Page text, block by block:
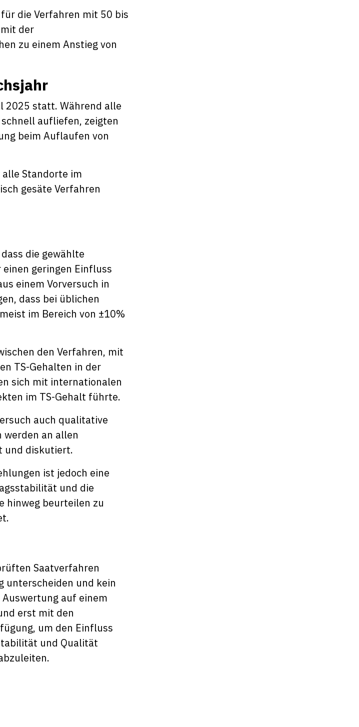
die Verfahren mit 50 bis
der
zu einem Anstieg von
2025 statt. Während alle
aufliefen, zeigten
beim Auflaufen von
Standorte im
gesäte Verfahren
die gewählte
geringen Einfluss
einem Vorversuch in
dass bei üblichen
im Bereich von ±10%
den Verfahren, mit
TS-Gehalten in der
sich mit internationalen
im TS-Gehalt führte.
auch qualitative
werden an allen
und diskutiert.
ist jedoch eine
und die
hinweg beurteilen zu
Saatverfahren
unterscheiden und kein
auf einem
erst mit den
um den Einfluss
und Qualität